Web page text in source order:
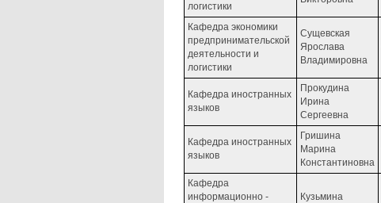
логистики
Кафедра экономики
предпринимательской
деятельности и
логистики
Сущевская
Ярослава
Владимировна
Кафедра иностранных
языков
Прокудина
Ирина
Сергеевна
Кафедра иностранных
языков
Гришина
Марина
Константиновна
Кафедра
информационно -
Кузьмина